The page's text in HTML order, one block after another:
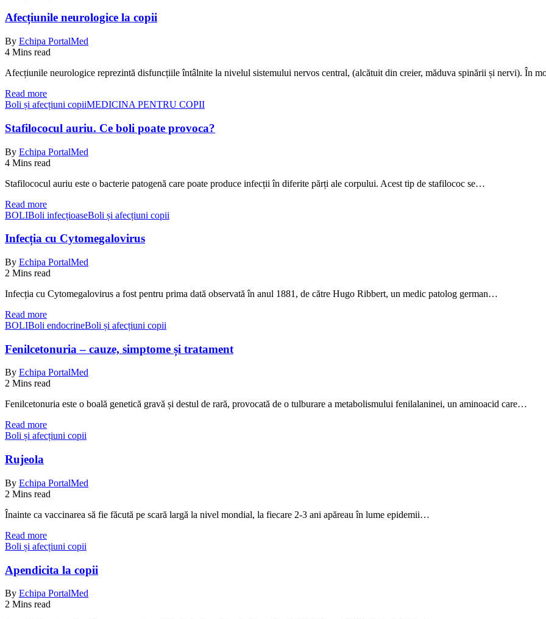
Afecțiunile neurologice la copii
By Echipa PortalMed
4 Mins read
Afecțiunile neurologice reprezintă disfuncțiile întâlnite la nivelul sistemului nervos central, (alcătuit din creier, măduva spinării și nervi). În
Read more
Boli și afecțiuni copiiMEDICINA PENTRU COPII
Stafilococul auriu. Ce boli poate provoca?
By Echipa PortalMed
4 Mins read
Stafilococul auriu este o bacterie patogenă care poate produce infecții în diferite părți ale corpului. Acest tip de stafilococ se…
Read more
BOLIBoli infecțioaseBoli și afecțiuni copii
Infecția cu Cytomegalovirus
By Echipa PortalMed
2 Mins read
Infecția cu Cytomegalovirus a fost pentru prima dată observată în anul 1881, de către Hugo Ribbert, un medic patolog german…
Read more
BOLIBoli endocrineBoli și afecțiuni copii
Fenilcetonuria – cauze, simptome și tratament
By Echipa PortalMed
2 Mins read
Fenilcetonuria este o boală genetică gravă și destul de rară, provocată de o tulburare a metabolismului fenilalaninei, un aminoacid care…
Read more
Boli și afecțiuni copii
Rujeola
By Echipa PortalMed
2 Mins read
Înainte ca vaccinarea să fie făcută pe scară largă la nivel mondial, la fiecare 2-3 ani apăreau în lume epidemii…
Read more
Boli și afecțiuni copii
Apendicita la copii
By Echipa PortalMed
2 Mins read